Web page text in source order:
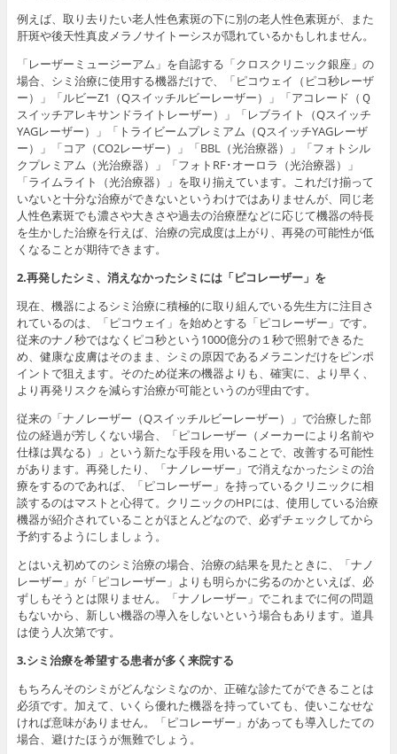
例えば、取り去りたい老人性色素斑の下に別の老人性色素斑が、また
肝斑や後天性真皮メラノサイトーシスが隠れているかもしれません。
「レーザーミュージーアム」を自認する「クロスクリニック銀座」の
場合、シミ治療に使用する機器だけで、「ピコウェイ（ピコ秒レーザ
ー）」「ルビーZ1（Qスイッチルビーレーザー）」「アコレード（Ｑ
スイッチアレキサンドライトレーザー）」「レブライト（Qスイッチ
YAGレーザー）」「トライビームプレミアム（QスイッチYAGレーザ
ー）」「コア（CO2レーザー）」「BBL（光治療器）」「フォトシル
クプレミアム（光治療器）」「フォトRF･オーロラ（光治療器）」
「ライムライト（光治療器）」を取り揃えています。これだけ揃って
いないと十分な治療ができないというわけではありませんが、同じ老
人性色素斑でも濃さや大きさや過去の治療歴などに応じて機器の特長
を生かした治療を行えば、治療の完成度は上がり、再発の可能性が低
くなることが期待できます。
2.再発したシミ、消えなかったシミには「ピコレーザー」を
現在、機器によるシミ治療に積極的に取り組んでいる先生方に注目さ
れているのは、「ピコウェイ」を始めとする「ピコレーザー」です。
従来のナノ秒ではなくピコ秒という1000億分の１秒で照射できるた
め、健康な皮膚はそのまま、シミの原因であるメラニンだけをピンポ
イントで狙えます。そのため従来の機器よりも、確実に、より早く、
より再発リスクを減らす治療が可能というのが理由です。
従来の「ナノレーザー（Qスイッチルビーレーザー）」で治療した部
位の経過が芳しくない場合、「ピコレーザー（メーカーにより名前や
仕様は異なる）」という新たな手段を用いることで、改善する可能性
があります。再発したり、「ナノレーザー」で消えなかったシミの治
療をするのであれば、「ピコレーザー」を持っているクリニックに相
談するのはマストと心得て。クリニックのHPには、使用している治療
機器が紹介されていることがほとんどなので、必ずチェックしてから
予約するようにしましょう。
とはいえ初めてのシミ治療の場合、治療の結果を見たときに、「ナノ
レーザー」が「ピコレーザー」よりも明らかに劣るのかといえば、必
ずしもそうとは限りません。「ナノレーザー」でこれまでに何の問題
もないから、新しい機器の導入をしないという場合もあります。道具
は使う人次第です。
3.シミ治療を希望する患者が多く来院する
もちろんそのシミがどんなシミなのか、正確な診たてができることは
必須です。加えて、いくら優れた機器を持っていても、使いこなせな
ければ意味がありません。「ピコレーザー」があっても導入したての
場合、避けたほうが無難でしょう。